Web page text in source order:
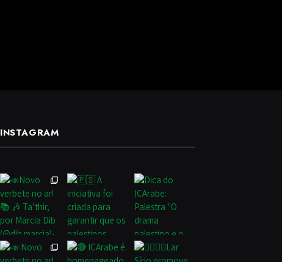
INSTAGRAM